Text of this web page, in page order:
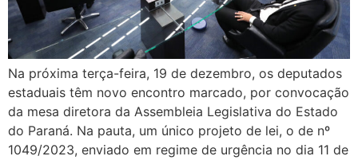
Na próxima terça-feira, 19 de dezembro, os deputados
estaduais têm novo encontro marcado, por convocação
da mesa diretora da Assembleia Legislativa do Estado
do Paraná. Na pauta, um único projeto de lei, o de nº
1049/2023, enviado em regime de urgência no dia 11 de